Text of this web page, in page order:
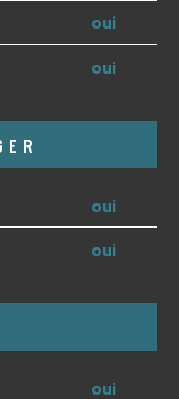
oui
oui
oui
oui
oui